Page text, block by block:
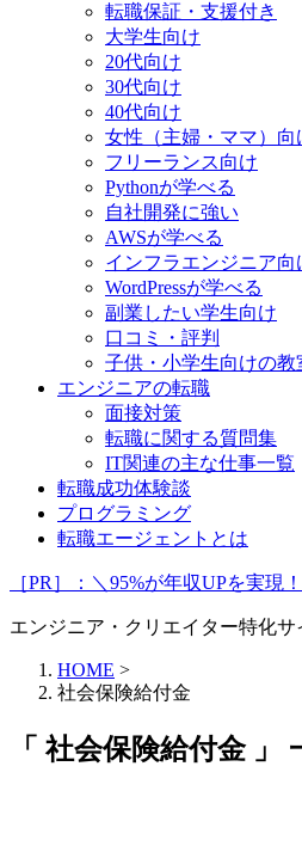
転職保証・支援付き
大学生向け
20代向け
30代向け
40代向け
女性（主婦・ママ）向
フリーランス向け
Pythonが学べる
自社開発に強い
AWSが学べる
インフラエンジニア向
WordPressが学べる
副業したい学生向け
口コミ・評判
子供・小学生向けの教
エンジニアの転職
面接対策
転職に関する質問集
IT関連の主な仕事一覧
転職成功体験談
プログラミング
転職エージェントとは
［PR］：＼95%が年収UPを実
エンジニア・クリエイター特化サ
HOME >
社会保険給付金
「 社会保険給付金 」